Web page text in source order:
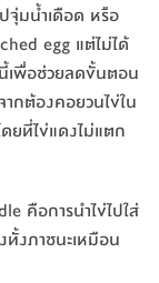
จุ่มน้ำเดือด หรือ
egg แต่ไม่ได้
เพื่อช่วยลดขั้นตอน
กต้องคอยวนไข่ใน
ยที่ไข่แดงไม่แตก
คือการนำไข่ไปใส่
ทั้งภาชนะเหมือน